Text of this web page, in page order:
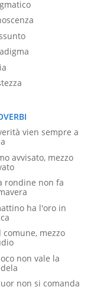
vien sempre a
avvisato, mezzo
rondine non fa
ha l'oro in
comune, mezzo
non vale la
non si comanda